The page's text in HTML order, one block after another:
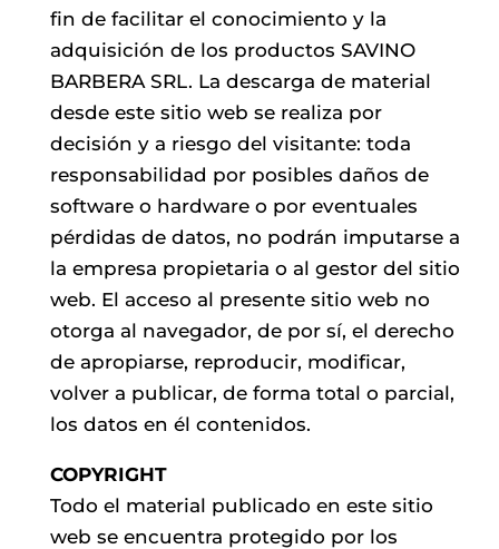
fin de facilitar el conocimiento y la
adquisición de los productos SAVINO
BARBERA SRL. La descarga de material
desde este sitio web se realiza por
decisión y a riesgo del visitante: toda
responsabilidad por posibles daños de
software o hardware o por eventuales
pérdidas de datos, no podrán imputarse a
la empresa propietaria o al gestor del sitio
web. El acceso al presente sitio web no
otorga al navegador, de por sí, el derecho
de apropiarse, reproducir, modificar,
volver a publicar, de forma total o parcial,
los datos en él contenidos.
COPYRIGHT
Todo el material publicado en este sitio
web se encuentra protegido por los